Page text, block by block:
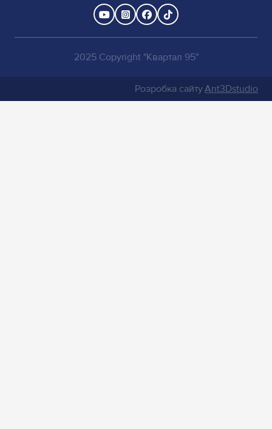
2025 Copyright "Квартал 95"
Розробка сайтуAnt3Dstudio